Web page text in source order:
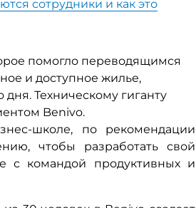
сотрудники и как это
помогло переводящимся
и доступное жилье,
Техническому гиганту
Benivo.
школе, по рекомендации
чтобы разработать свой
с командой продуктивных и